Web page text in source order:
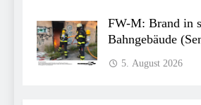
FW-M: Brand in
Bahngebäude
5. August 2026